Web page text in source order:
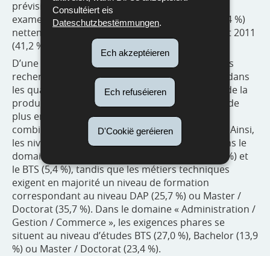
Consultéiert eis
Dateschutzbestëmmungen.
Ech akzeptéieren
Ech refuséieren
D'Cookië geréieren
prévisions d’embauche dans les secteurs sous
examen, avec un pourcentage de créations (58,4 %)
nettement plus important qu’en 2013 (38,0 %) et 2011
(41,2 %).
D’une façon générale, on constate que les profils
recherchés se situent principalement (84,95 %) dans
les qualifications techniques et les professions de la
production et que les entreprises s’intéressent de
plus en plus aux formations dites « duales »
combinant formation en école et en entreprise. Ainsi,
les niveaux de formation les plus demandés dans le
domaine de la « Production » sont le DAP (79,5 %) et
le BTS (5,4 %), tandis que les métiers techniques
exigent en majorité un niveau de formation
correspondant au niveau DAP (25,7 %) ou Master /
Doctorat (35,7 %). Dans le domaine « Administration /
Gestion / Commerce », les exigences phares se
situent au niveau d’études BTS (27,0 %), Bachelor (13,9
%) ou Master / Doctorat (23,4 %).